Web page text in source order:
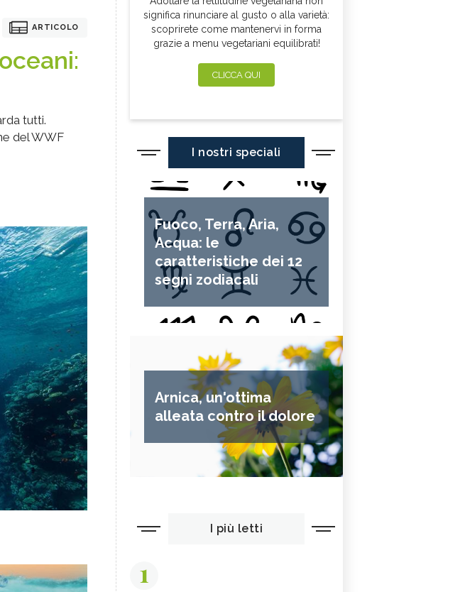
ARTICOLO
tutti.
del WWF
significa rinunciare al gusto o alla varietà:
scoprirete come mantenervi in forma
grazie a menu vegetariani equilibrati!
CLICCA QUI
I nostri speciali
Fuoco, Terra, Aria,
Acqua: le
caratteristiche dei 12
segni zodiacali
Arnica, un'ottima
alleata contro il dolore
I più letti
1